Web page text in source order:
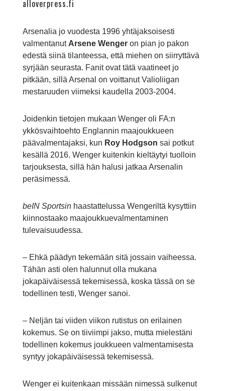
alloverpress.fi
Arsenalia jo vuodesta 1996 yhtäjaksoisesti
valmentanut Arsene Wengeron pian jo pakon
edestä siinä tilanteessa, että miehen on siirryttävä
syrjään seurasta. Fanit ovat tätä vaatineet jo
pitkään, sillä Arsenal on voittanut Valioliigan
mestaruuden viimeksi kaudella 2003-2004.
Joidenkin tietojen mukaan Wenger oli FA:n
ykkösvaihtoehto Englannin maajoukkueen
päävalmentajaksi, kun Roy Hodgson sai potkut
kesällä 2016. Wenger kuitenkin kieltäytyi tuolloin
tarjouksesta, sillä hän halusi jatkaa Arsenalin
peräsimessä.
beIN Sportsinhaastattelussa Wengeriltä kysyttiin
kiinnostaako maajoukkuevalmentaminen
tulevaisuudessa.
– Ehkä päädyn tekemään sitä jossain vaiheessa.
Tähän asti olen halunnut olla mukana
jokapäiväisessä tekemisessä, koska tässä on se
todellinen testi, Wenger sanoi.
– Neljän tai viiden viikon rutistus on erilainen
kokemus. Se on tiiviimpi jakso, mutta mielestäni
todellinen kokemus joukkueen valmentamisesta
syntyy jokapäiväisessä tekemisessä.
Wenger ei kuitenkaan missään nimessä sulkenut